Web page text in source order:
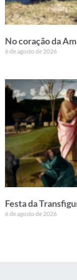
No coração da
6 de agosto de 2026
Festa da
6 de agosto de 2026